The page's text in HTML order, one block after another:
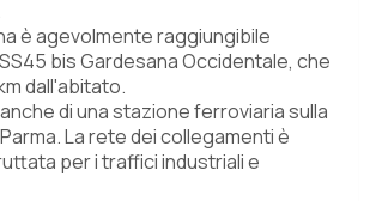
è agevolmente raggiungibile
bis Gardesana Occidentale, che
dall'abitato.
di una stazione ferroviaria sulla
La rete dei collegamenti è
per i traffici industriali e